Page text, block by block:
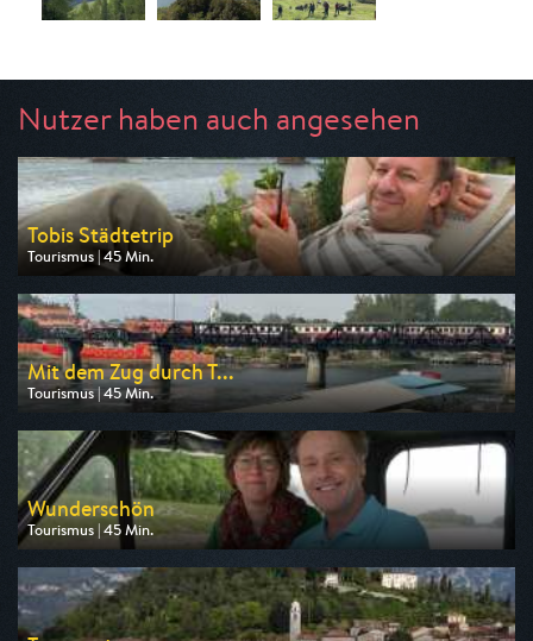
Nutzer haben auch angesehen
Tobis Städtetrip
Tourismus | 45 Min.
Ausgestrahlt von HR
am 11.08.2026, 20:15
Mit dem Zug durch T...
Tourismus | 45 Min.
Ausgestrahlt von ARD alpha
am 14.08.2026, 20:15
Wunderschön
Tourismus | 45 Min.
Ausgestrahlt von ARD alpha
am 09.08.2026, 11:15